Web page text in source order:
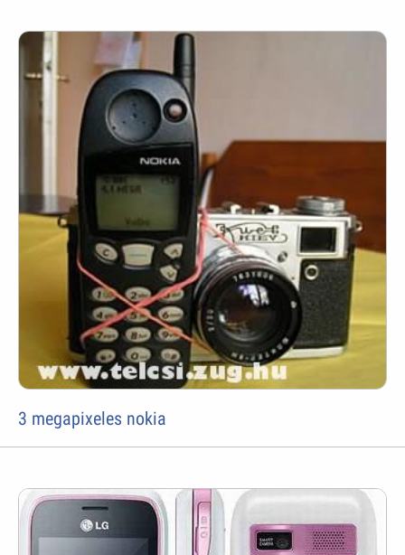
3 megapixeles nokia